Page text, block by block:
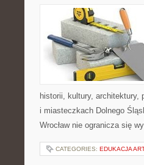
historii, kultury, architektury,
i miasteczkach Dolnego
Wrocław nie ogranicza się
CATEGORIES: EDUKACJA